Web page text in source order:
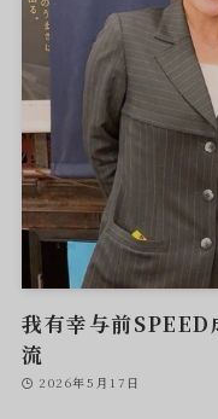
我有幸与前
流
2026年5月17日